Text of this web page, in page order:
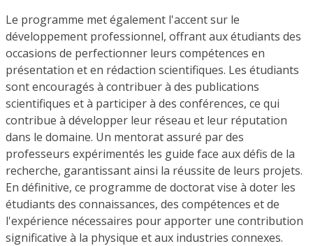
Le programme met également l'accent sur le
développement professionnel, offrant aux étudiants des
occasions de perfectionner leurs compétences en
présentation et en rédaction scientifiques. Les étudiants
sont encouragés à contribuer à des publications
scientifiques et à participer à des conférences, ce qui
contribue à développer leur réseau et leur réputation
dans le domaine. Un mentorat assuré par des
professeurs expérimentés les guide face aux défis de la
recherche, garantissant ainsi la réussite de leurs projets.
En définitive, ce programme de doctorat vise à doter les
étudiants des connaissances, des compétences et de
l'expérience nécessaires pour apporter une contribution
significative à la physique et aux industries connexes.